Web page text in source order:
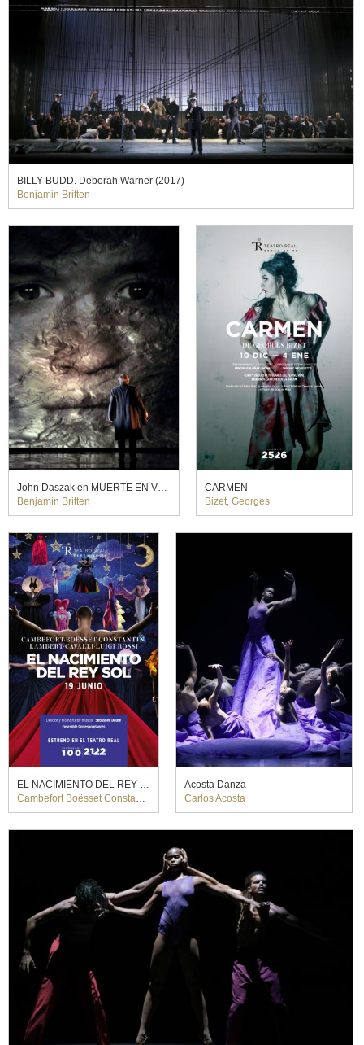
BILLY BUDD. Deborah Warner (2017)
Benjamin Britten
John Daszak en MUERTE EN VENECIA. Willy Decker (2014)
Benjamin Britten
CARMEN
Bizet, Georges
EL NACIMIENTO DEL REY SOL. SébastienDaucé (2022)
Cambefort Boësset Constantin, Lambert Cavalli Luigi Rossi
Acosta Danza
Carlos Acosta